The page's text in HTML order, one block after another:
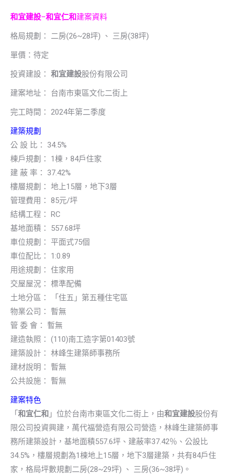
和宜建設–和宜仁和建案資料
格局規劃： 二房(26~28坪) 、 三房(38坪)
單價：待定
投資建設： 和宜建設股份有限公司
建案地址： 台南市東區文化二街上
完工時間： 2024年第二季度
建築規劃
公 設 比： 34.5%
棟戶規劃： 1棟，84戶住家
建 蔽 率： 37.42%
樓層規劃： 地上15層，地下3層
管理費用： 85元/坪
結構工程： RC
基地面積： 557.68坪
車位規劃： 平面式75個
車位配比： 1:0.89
用途規劃： 住家用
交屋屋況： 標準配備
土地分區： 「住五」第五種住宅區
物業公司： 暫無
管 委 會： 暫無
建造執照： (110)南工造字第01403號
建築設計： 林峰生建築師事務所
建材說明： 暫無
公共設施： 暫無
建案特色
「 和宜仁和 」位於台南市東區文化二街上，由和宜建設股份有
限公司投資興建，萬代福營造有限公司營造，林峰生建築師事
務所建築設計，基地面積557.6坪、建蔽率37.42％、公設比
34.5%，樓層規劃為1棟地上15層，地下3層建築，共有84戶住
家，格局坪數規劃二房(28~29坪) 、 三房(36~38坪)。